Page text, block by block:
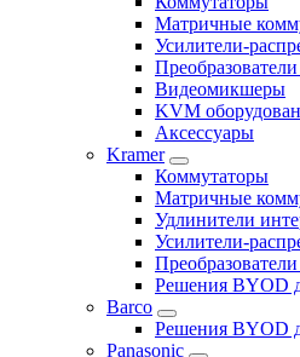
Матричные
Усилители-
Видеомикшеры
KVM
Аксессуары
Kramer
Коммутаторы
Матричные
Удлинители
Усилители-
Решения BYOD
Barco
Решения BYOD
Panasonic